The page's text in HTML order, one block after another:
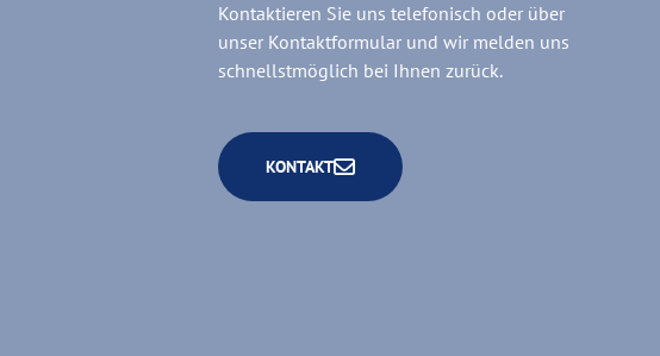
Kontaktieren Sie uns telefonisch oder über
unser Kontaktformular und wir melden uns
schnellstmöglich bei Ihnen zurück.
KONTAKT